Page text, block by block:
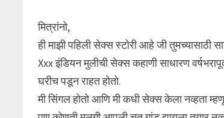
मित्रांनो,
ही माझी पहिली सेक्स स्टोरी आहे जी तुमच्यासाठी
Xxx इंडियन मुलीची सेक्स कहाणी साधारण
घरीच पडून राहत होतो.
मी सिंगल होतो आणि मी कधी सेक्स केला नव्हता